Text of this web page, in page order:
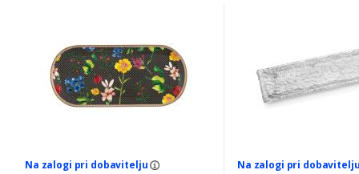
Na zalogi pri dobavitelju Na zalogi pri